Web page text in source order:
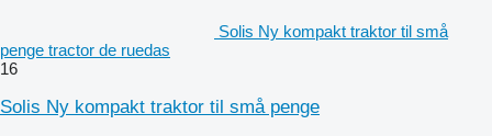
Solis Ny kompakt traktor til små
penge tractor de ruedas
16
Solis Ny kompakt traktor til små penge